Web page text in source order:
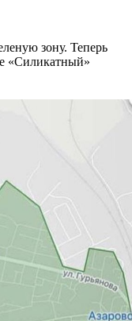
зону. Теперь
«Силикатный»